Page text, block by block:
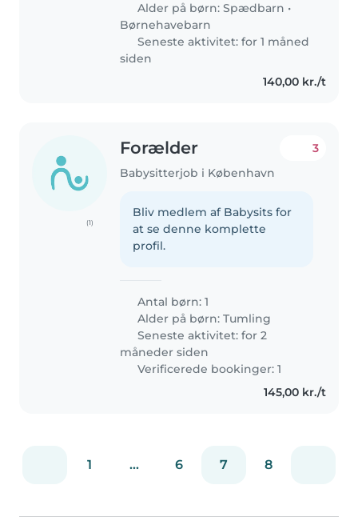
Alder på børn:Spædbarn •
Børnehavebarn
Seneste aktivitet: for 1 måned
siden
140,00 kr./t
(1)
Forælder
Babysitterjob i København
3
Bliv medlem af Babysits for
at se denne komplette
profil.
Antal børn: 1
Alder på børn:Tumling
Seneste aktivitet: for 2
måneder siden
Verificerede bookinger: 1
145,00 kr./t
1 ... 6 7 8